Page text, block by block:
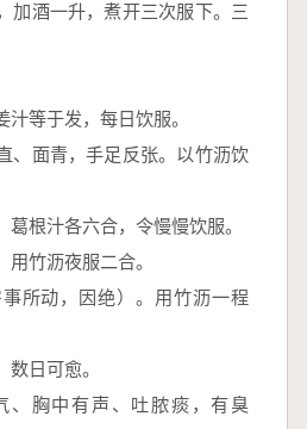
加酒一升，煮开三次服下。三
等于发，每日饮服。
、面青，手足反张。以竹沥饮
根汁各六合，令慢慢饮服。
竹沥夜服二合。
所动，因绝）。用竹沥一程
日可愈。
、胸中有声、吐脓痰，有臭